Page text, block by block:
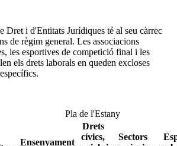
Dret i d'Entitats Jurídiques té al seu càrrec
de règim general. Les associacions
les esportives de competició final i les
els drets laborals en queden excloses
Pla de l'Estany
Ensenyament
Drets
cívics,
Sectors